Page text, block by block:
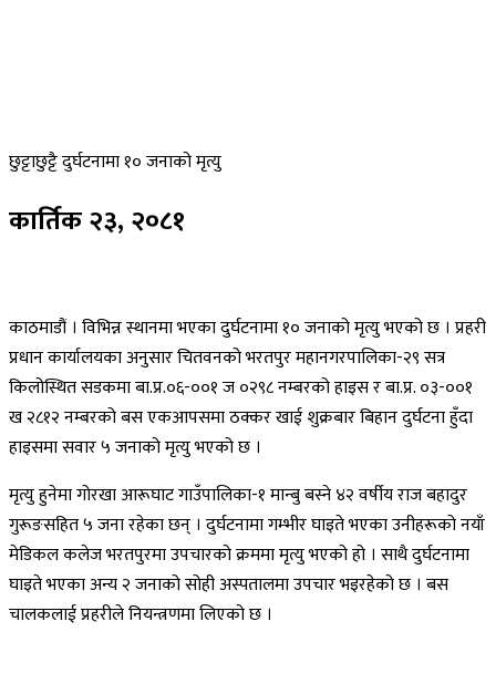
छुट्टाछुट्टैदुर्घटनामा १० जनाको मृत्यु
कार्तिक२३, २०८१
काठमाडौं । विभिन्न स्थानमा भएका दुर्घटनामा १० जनाको मृत्यु भएको छ । प्रहरी
प्रधान कार्यालयका अनुसार चितवनको भरतपुर महानगरपालिका-२९ सत्र
किलोस्थित सडकमा बा.प्र.०६-००१ ज ०२९८ नम्बरको हाइस र बा.प्र. ०३-००१
ख २८१२ नम्बरको बस एकआपसमा ठक्कर खाई शुक्रबार बिहान दुर्घटना हुँदा
हाइसमा सवार ५ जनाको मृत्यु भएको छ ।
मृत्यु हुनेमा गोरखा आरूघाट गाउँपालिका-१ मान्बु बस्ने ४२ वर्षीय राज बहादुर
गुरूङसहित ५ जना रहेका छन् । दुर्घटनामा गम्भीर घाइते भएका उनीहरूको नयाँ
मेडिकल कलेज भरतपुरमा उपचारको क्रममा मृत्यु भएको हो । साथै दुर्घटनामा
घाइते भएका अन्य २ जनाको सोही अस्पतालमा उपचार भइरहेको छ । बस
चालकलाई प्रहरीले नियन्त्रणमा लिएको छ ।